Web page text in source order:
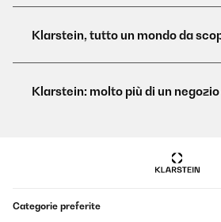
Categorie preferite